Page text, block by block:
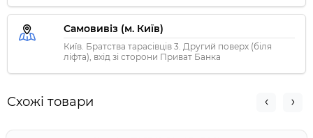
Самовивіз (м. Київ)
Київ. Братства тарасівців 3. Другий поверх (біля
ліфта), вхід зі сторони Приват Банка
Схожі товари